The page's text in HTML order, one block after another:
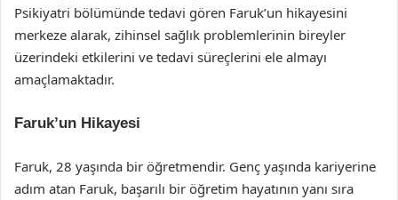
Psikiyatri bölümünde tedavi gören Faruk’un hikayesini
merkeze alarak, zihinsel sağlık problemlerinin bireyler
üzerindeki etkilerini ve tedavi süreçlerini ele almayı
amaçlamaktadır.
Faruk’un Hikayesi
Faruk, 28 yaşında bir öğretmendir. Genç yaşında kariyerine
adım atan Faruk, başarılı bir öğretim hayatının yanı sıra